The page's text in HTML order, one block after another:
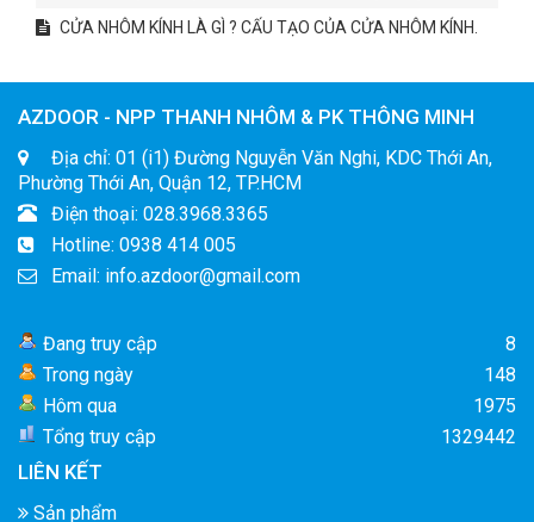
CỬA NHÔM KÍNH LÀ GÌ ? CẤU TẠO CỦA CỬA NHÔM KÍNH.
AZDOOR - NPP THANH NHÔM & PK THÔNG MINH
Địa chỉ: 01 (i1) Đường Nguyễn Văn Nghi, KDC Thới An,
Phường Thới An, Quận 12, TP.HCM
Điện thoại: 028.3968.3365
Hotline: 0938 414 005
Email: info.azdoor@gmail.com
Đang truy cập
8
Trong ngày
148
Hôm qua
1975
Tổng truy cập
1329442
LIÊN KẾT
Sản phẩm